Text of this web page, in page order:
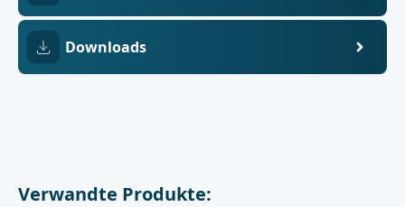
Downloads
Verwandte Produkte: